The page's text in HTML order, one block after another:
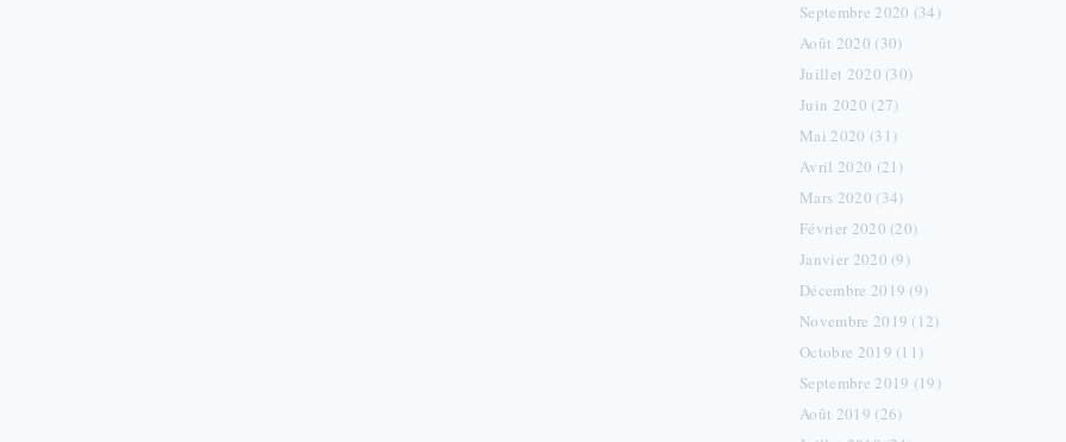
Septembre 2020 (34)
Août 2020 (30)
Juillet 2020 (30)
Juin 2020 (27)
Mai 2020 (31)
Avril 2020 (21)
Mars 2020 (34)
Février 2020 (20)
Janvier 2020 (9)
Décembre 2019 (9)
Novembre 2019 (12)
Octobre 2019 (11)
Septembre 2019 (19)
Août 2019 (26)